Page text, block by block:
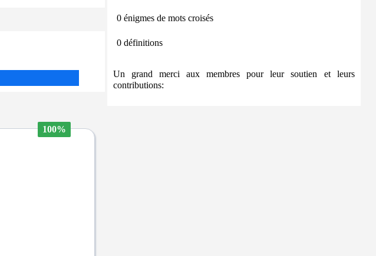
100%
0 énigmes de mots croisés
0 définitions
Un grand merci aux membres pour leur soutien et leurs
contributions: